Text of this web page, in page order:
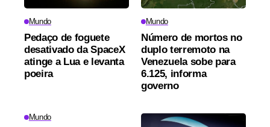
Mundo
Pedaço de foguete
desativado da SpaceX
atinge a Lua e levanta
poeira
Mundo
Número de mortos no
duplo terremoto na
Venezuela sobe para
6.125, informa
governo
Mundo